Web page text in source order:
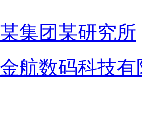
某集团某研究所
金航数码科技